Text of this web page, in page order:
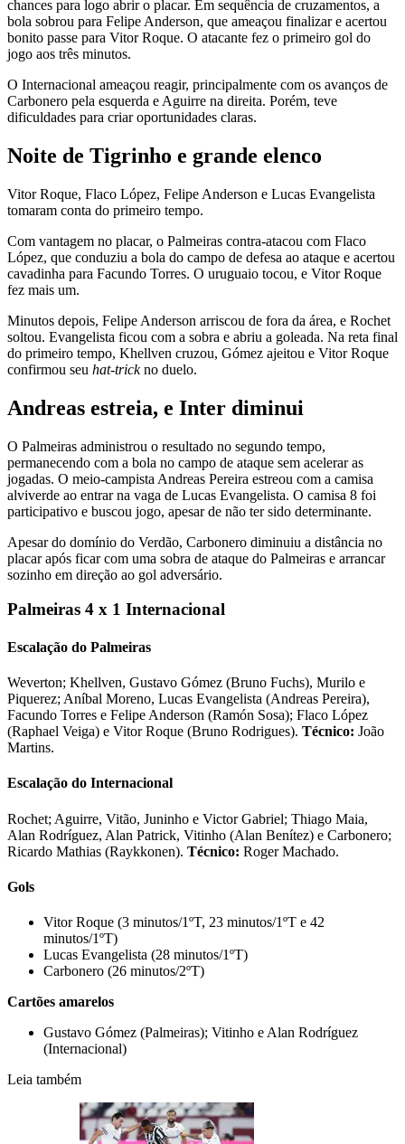
chances para logo abrir o placar. Em sequência de cruzamentos, a
bola sobrou para Felipe Anderson, que ameaçou finalizar e acertou
bonito passe para Vitor Roque. O atacante fez o primeiro gol do
jogo aos três minutos.
O Internacional ameaçou reagir, principalmente com os avanços de
Carbonero pela esquerda e Aguirre na direita. Porém, teve
dificuldades para criar oportunidades claras.
Noite de Tigrinho e grande elenco
Vitor Roque, Flaco López, Felipe Anderson e Lucas Evangelista
tomaram conta do primeiro tempo.
Com vantagem no placar, o Palmeiras contra-atacou com Flaco
López, que conduziu a bola do campo de defesa ao ataque e acertou
cavadinha para Facundo Torres. O uruguaio tocou, e Vitor Roque
fez mais um.
Minutos depois, Felipe Anderson arriscou de fora da área, e Rochet
soltou. Evangelista ficou com a sobra e abriu a goleada. Na reta final
do primeiro tempo, Khellven cruzou, Gómez ajeitou e Vitor Roque
confirmou seu hat-trickno duelo.
Andreas estreia, e Inter diminui
O Palmeiras administrou o resultado no segundo tempo,
permanecendo com a bola no campo de ataque sem acelerar as
jogadas. O meio-campista Andreas Pereira estreou com a camisa
alviverde ao entrar na vaga de Lucas Evangelista. O camisa 8 foi
participativo e buscou jogo, apesar de não ter sido determinante.
Apesar do domínio do Verdão, Carbonero diminuiu a distância no
placar após ficar com uma sobra de ataque do Palmeiras e arrancar
sozinho em direção ao gol adversário.
Palmeiras 4 x 1 Internacional
Escalação do Palmeiras
Weverton; Khellven, Gustavo Gómez (Bruno Fuchs), Murilo e
Piquerez; Aníbal Moreno, Lucas Evangelista (Andreas Pereira),
Facundo Torres e Felipe Anderson (Ramón Sosa); Flaco López
(Raphael Veiga) e Vitor Roque (Bruno Rodrigues). Técnico: João
Martins.
Escalação do Internacional
Rochet; Aguirre, Vitão, Juninho e Victor Gabriel; Thiago Maia,
Alan Rodríguez, Alan Patrick, Vitinho (Alan Benítez) e Carbonero;
Ricardo Mathias (Raykkonen). Técnico: Roger Machado.
Gols
Vitor Roque (3 minutos/1ºT, 23 minutos/1ºT e 42
minutos/1ºT)
Lucas Evangelista (28 minutos/1ºT)
Carbonero (26 minutos/2ºT)
Cartões amarelos
Gustavo Gómez (Palmeiras); Vitinho e Alan Rodríguez
(Internacional)
Leia também